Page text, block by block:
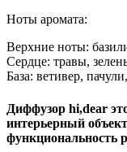
Ноты аромата:
Верхние ноты:
Сердце: травы,
База: ветивер,
Диффузор hi,dear
интерьерный
функциональность